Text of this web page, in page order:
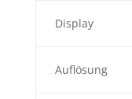
Display
Auflösung